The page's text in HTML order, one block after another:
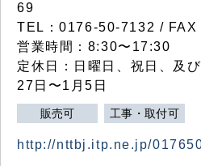
69
TEL：0176-50-7132 /
営業時間：8:30〜17:30
定休日：日曜日、祝日、及
27日〜1月5日
販売可 工事・取付可
http://nttbj.itp.ne.jp/